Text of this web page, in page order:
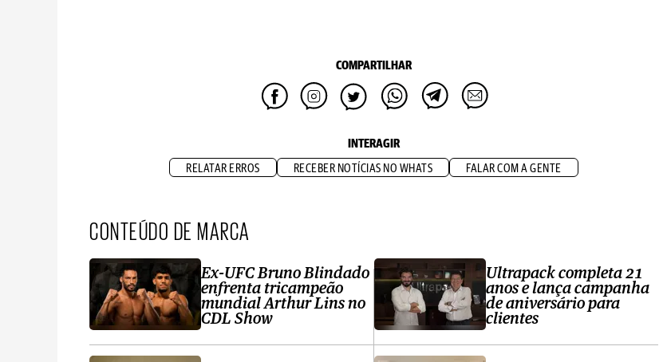
COMPARTILHAR
INTERAGIR
RELATAR ERROS RECEBER NOTÍCIAS NO WHATS FALAR COM A GENTE
CONTEÚDO DE MARCA
Ex-UFC Bruno Blindado
enfrenta tricampeão
mundial Arthur Lins no
CDL Show
Ultrapack completa 21
anos e lança campanha
de aniversário para
clientes